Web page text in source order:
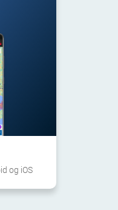
og iOS